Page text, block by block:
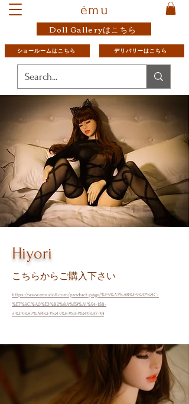
ému
Doll Galleryはこちら
ショールームはこちら デリバリーはこちら
Hiyori
こちらからご購入下さい
https://www.emudoll.com/product-page/%E5%A7%AB%E5%92%8C-
%E7%9C%A0%E3%82%8A%E9%A1%94-158-
d%E3%82%AB%E3%83%83%E3%83%97-39